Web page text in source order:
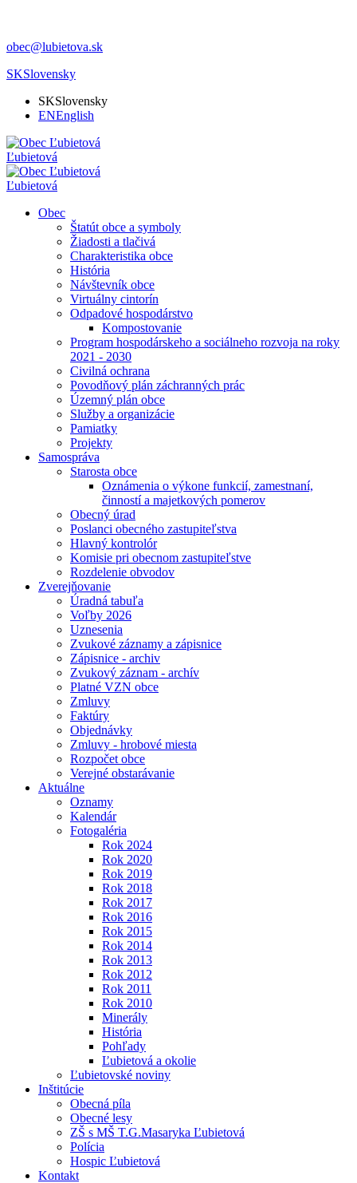
obec@lubietova.sk
SKSlovensky
SKSlovensky
ENEnglish
Ľubietová
Ľubietová
Obec
Štatút obce a symboly
Žiadosti a tlačivá
Charakteristika obce
História
Návštevník obce
Virtuálny cintorín
Odpadové hospodárstvo
Kompostovanie
Program hospodárskeho a sociálneho rozvoja na roky
2021 - 2030
Civilná ochrana
Povodňový plán záchranných prác
Územný plán obce
Služby a organizácie
Pamiatky
Projekty
Samospráva
Starosta obce
Oznámenia o výkone funkcií, zamestnaní,
činností a majetkových pomerov
Obecný úrad
Poslanci obecného zastupiteľstva
Hlavný kontrolór
Komisie pri obecnom zastupiteľstve
Rozdelenie obvodov
Zverejňovanie
Úradná tabuľa
Voľby 2026
Uznesenia
Zvukové záznamy a zápisnice
Zápisnice - archiv
Zvukový záznam - archív
Platné VZN obce
Zmluvy
Faktúry
Objednávky
Zmluvy - hrobové miesta
Rozpočet obce
Verejné obstarávanie
Aktuálne
Oznamy
Kalendár
Fotogaléria
Rok 2024
Rok 2020
Rok 2019
Rok 2018
Rok 2017
Rok 2016
Rok 2015
Rok 2014
Rok 2013
Rok 2012
Rok 2011
Rok 2010
Minerály
História
Pohľady
Ľubietová a okolie
Ľubietovské noviny
Inštitúcie
Obecná píla
Obecné lesy
ZŠ s MŠ T.G.Masaryka Ľubietová
Polícia
Hospic Ľubietová
Kontakt